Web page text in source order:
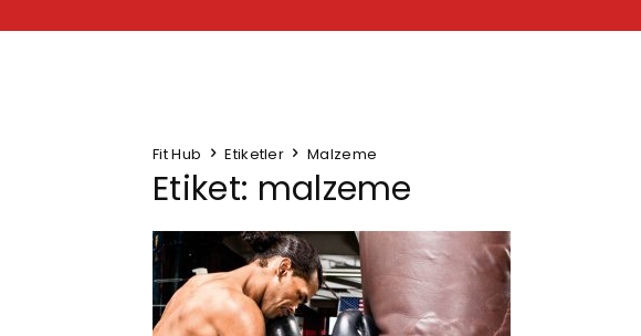
Fit Hub Etiketler Malzeme
Etiket: malzeme